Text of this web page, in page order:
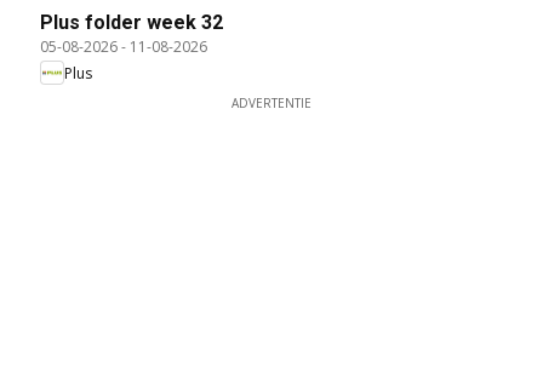
Plus folder week 32
05-08-2026- 11-08-2026
Plus
ADVERTENTIE